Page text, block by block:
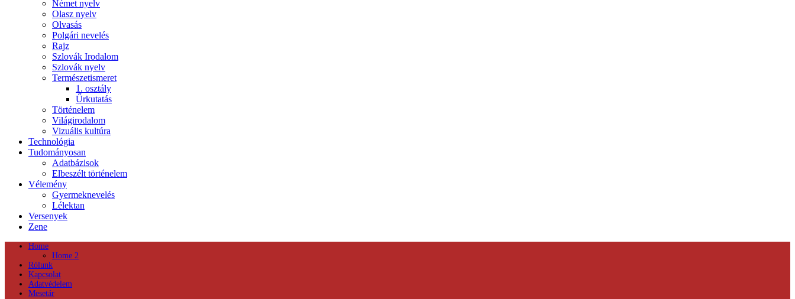
Német nyelv
Olasz nyelv
Olvasás
Polgári nevelés
Rajz
Szlovák Irodalom
Szlovák nyelv
Természetismeret
1. osztály
Űrkutatás
Történelem
Világirodalom
Vizuális kultúra
Technológia
Tudományosan
Adatbázisok
Elbeszélt történelem
Vélemény
Gyermeknevelés
Lélektan
Versenyek
Zene
Home
Home 2
Rólunk
Kapcsolat
Adatvédelem
Mesetár